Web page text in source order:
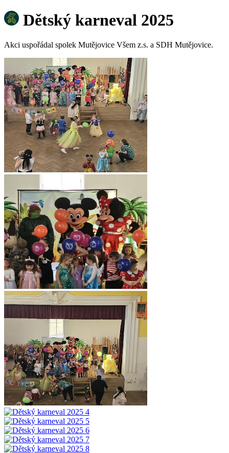
Dětský karneval 2025
Akci uspořádal spolek Mutějovice Všem z.s. a SDH Mutějovice.